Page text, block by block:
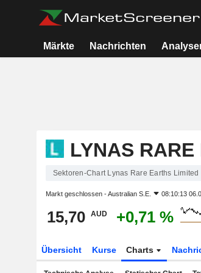
Märkte Nachrichten
LYNAS
Sektoren-Chart Lynas Rare Earths Limited
Markt geschlossen -Australian S.E. 08:10:13
15,70 AUD +0,71 %
Übersicht Kurse Charts